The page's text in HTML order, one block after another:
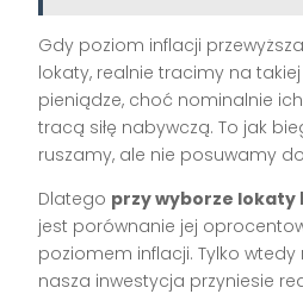
Gdy poziom inflacji
lokaty, realnie tracimy na
pieniądze, choć nominalnie
tracą siłę nabywczą. To jak
ruszamy, ale nie posuwamy
Dlatego przy wyborze lokaty
jest porównanie jej
poziomem inflacji. Tylko
nasza inwestycja przyniesie